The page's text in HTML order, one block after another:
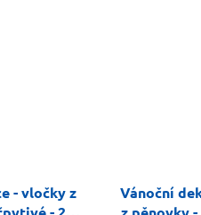
- vločky z
Vánoční